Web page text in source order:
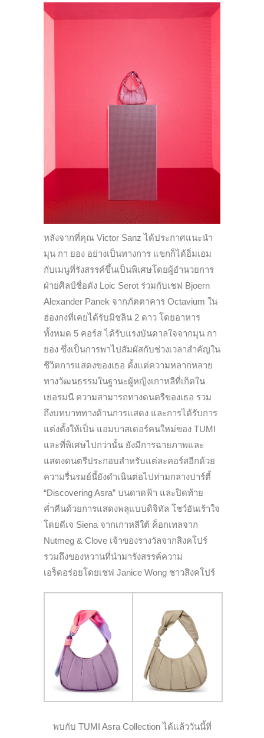
หลังจากที่คุณ Victor Sanz ได้ประกาศแนะนำ
มุน กา ยอง อย่างเป็นทางการ แขกก็ได้อิ่มเอม
กับเมนูที่รังสรรค์ขึ้นเป็นพิเศษโดยผู้อำนวยการ
ฝ่ายศิลป์ชื่อดัง Loic Serot ร่วมกับเชฟ Bjoern
Alexander Panek จากภัตตาคาร Octavium ใน
ฮ่องกงที่เคยได้รับมิชลิน 2 ดาว โดยอาหาร
ทั้งหมด 5 คอร์ส ได้รับแรงบันดาลใจจากมุน กา
ยอง ซึ่งเป็นการพาไปสัมผัสกับช่วงเวลาสำคัญใน
ชีวิตการแสดงของเธอ ตั้งแต่ความหลากหลาย
ทางวัฒนธรรมในฐานะผู้หญิงเกาหลีที่เกิดใน
เยอรมนี ความสามารถทางดนตรีของเธอ รวม
ถึงบทบาททางด้านการแสดง และการได้รับการ
แต่งตั้งให้เป็น แอมบาสเดอร์คนใหม่ของ TUMI
และที่พิเศษไปกว่านั้น ยังมีการฉายภาพและ
แสดงดนตรีประกอบสำหรับแต่ละคอร์สอีกด้วย
ความรื่นรมย์นี้ยังดำเนินต่อไปท่ามกลางปาร์ตี้
“Discovering Asra” บนดาดฟ้า และปิดท้าย
ค่ำคืนด้วยการแสดงพลุแบบดิจิทัล โชว์อันเร้าใจ
โดยดีเจ Siena จากเกาหลีใต้ ค็อกเทลจาก
Nutmeg & Clove เจ้าของรางวัลจากสิงคโปร์
รวมถึงของหวานที่นำมารังสรรค์ความ
เอร็ดอร่อยโดยเชฟ Janice Wong ชาวสิงคโปร์
พบกับ TUMI Asra Collection ได้แล้ววันนี้ที่